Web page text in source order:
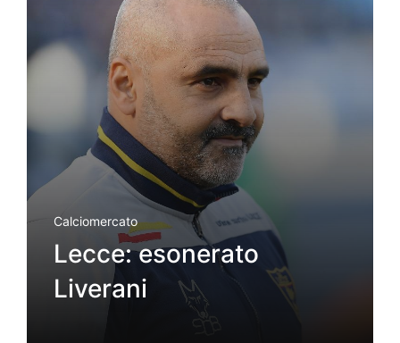
Calciomercato
Lecce: esonerato
Liverani